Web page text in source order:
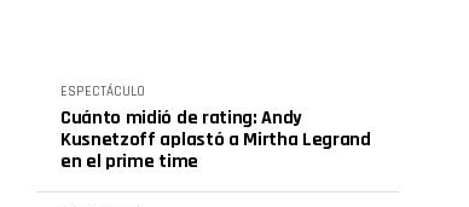
ESPECTÁCULO
Cuánto midió de rating: Andy
Kusnetzoff aplastó a Mirtha Legrand
en el prime time